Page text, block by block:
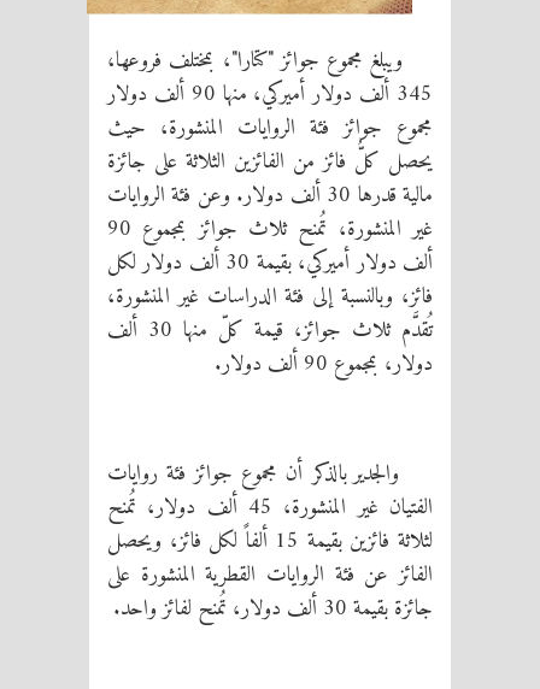
ويبلغ مجموع جوائز "كتارا"، بمختلف فروعها،
345 ألف دولار أميركي، منها 90 ألف دولار
مجموع جوائز فئة الروايات المنشورة، حيث
يحصل كلُّ فائز من الفائزين الثلاثة على جائزة
مالية قدرها 30 ألف دولار. وعن فئة الروايات
غير المنشورة، تُمنح ثلاث جوائز بمجموع 90
ألف دولار أميركي، بقيمة 30 ألف دولار لكل
فائز، وبالنسبة إلى فئة الدراسات غير المنشورة،
تُقدَّم ثلاث جوائز، قيمة كلّ منها 30 ألف
دولار، بمجموع 90 ألف دولار.
والجدير بالذكر أن مجموع جوائز فئة روايات
الفتيان غير المنشورة، 45 ألف دولار، تُمنح
لثلاثة فائزين بقيمة 15 ألفاً لكل فائز، ويحصل
الفائز عن فئة الروايات القطرية المنشورة على
جائزة بقيمة 30 ألف دولار، تُمنح لفائز واحد.